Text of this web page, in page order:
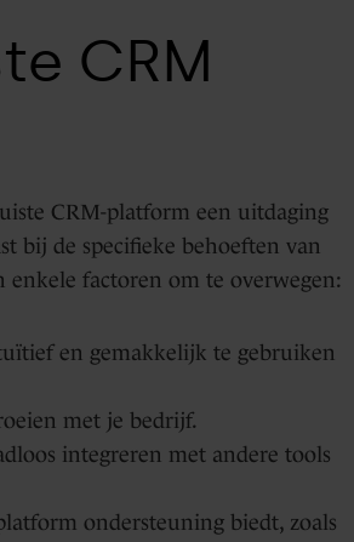
CRM
CRM-platform een uitdaging
bij de specifieke behoeften van
factoren om te overwegen:
en gemakkelijk te gebruiken
met je bedrijf.
integreren met andere tools
ondersteuning biedt, zoals